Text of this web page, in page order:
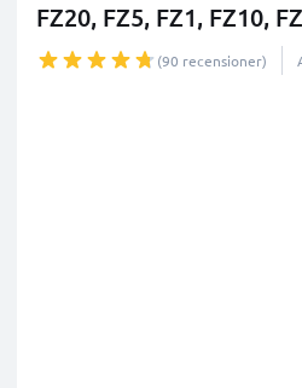
FZ20, FZ5, FZ1, FZ10, FZ
(90 recensioner)